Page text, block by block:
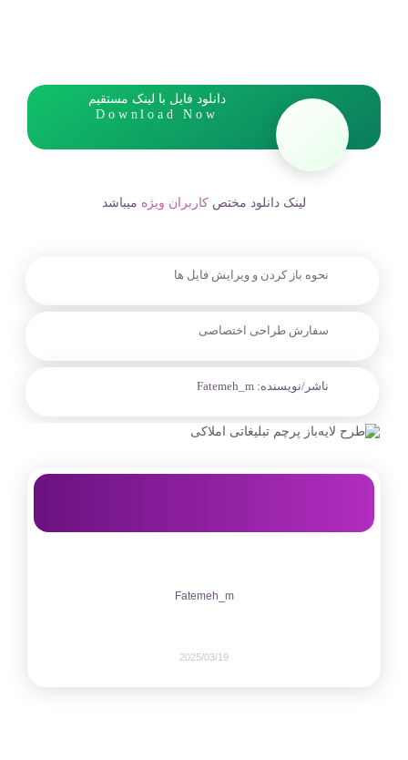
دانلود فایل با لینک مستقیم
Download Now
لینک دانلود مختص کاربران ویژه میباشد
نحوه باز کردن و ویرایش فایل ها
سفارش طراحی اختصاصی
ناشر/نویسنده: Fatemeh_m
Fatemeh_m
2025/03/19